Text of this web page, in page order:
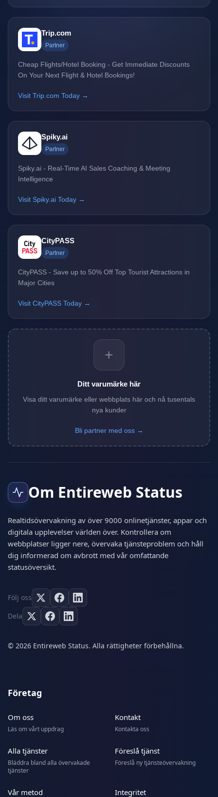
Trip.com
Partner
Cheap Flights/Hotel Booking - Get Immediate Discounts
On Your Next Flight & Hotel Bookings!
Visit Trip.com Today →
Spiky.ai
Partner
Spiky.ai - Real-Time AI Sales Coaching & Meeting
Intelligence
Visit Spiky.ai Today →
CityPASS
Partner
CityPASS - Save up to 50% Off Top Tourist Attractions in
Major Cities
Visit CityPASS Today →
+
Ditt varumärke här
Visa ditt varumärke eller webbplats här och nå tusentals
nya kunder
Bli partner med oss →
Om Entireweb Status
Realtidsövervakning av över 9000 onlinetjänster, appar och
digitala upplevelser världen över. Kontrollera om
webbplatser ligger nere, övervaka tjänsteproblem och håll
dig informerad om avbrott med vår omfattande
statusöversikt.
Följ oss
Dela
© 2026 Entireweb Status. Alla rättigheter förbehållna.
Företag
Om oss
Läs om vårt uppdrag
Kontakt
Kontakta oss
Alla tjänster
Bläddra bland alla övervakade
tjänster
Föreslå tjänst
Föreslå ny tjänsteövervakning
Vår metod Integritet